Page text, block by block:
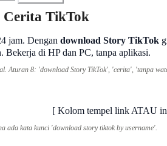
TikTok
jam. Dengan download Story TikTok
Bekerja di HP dan PC, tanpa aplikasi.
Aturan 8: 'download Story TikTok', 'cerita', 'tanpa
[ Kolom tempel link ATAU
ada kata kunci 'download story tiktok by username'.